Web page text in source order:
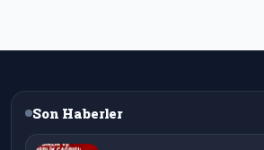
Son Haberler